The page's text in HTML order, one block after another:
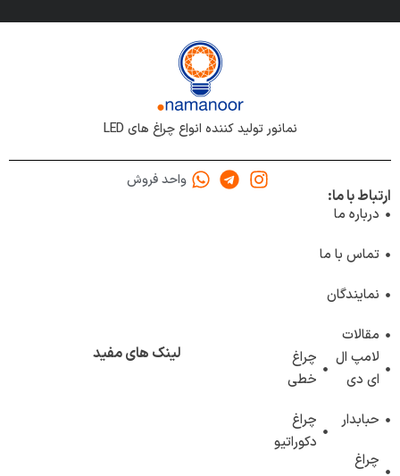
ارتباط با ما:
درباره ما
تماس با ما
نمایندگان
مقالات
لینک های مفید
چراغ
خطی
چراغ
دکوراتیو
لامپ ال
ای دی
حبابدار
چراغ
نمانور تولید کننده انواع چراغ های LED
واحد فروش